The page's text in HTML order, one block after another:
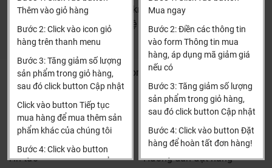
Bảo trì sản phẩm lên tới 5 năm, tặng các phụ kiện hao
mòn và thay thế miễn phí.
Bảo trì kiểm tra sản phẩm trước khi hết hạn bảo hành
kể cả sản phẩm có lên đên 5 năm hay 10 năm bảo
hành miễn phí, Khali Nguyễn sẽ liên hệ để bảo trì và
kiểm tra khi đến hạn, khách hàng không phải ghi nhớ
hay lưu thông tin gì cả.
Khali Nguyễn - Tri kỷ của ngôi nhà bạn!
Thêm vào giỏ hàng
Bước 2: Click vào icon giỏ
hàng trên thanh menu
Bước 3: Tăng giảm số lượng
sản phẩm trong giỏ hàng,
sau đó click button Cập nhật
Click vào button Tiếp tục
mua hàng để mua thêm sản
phẩm khác của chúng tôi
Bước 4: Click vào button
Tiến hành thanh toán để
Mua ngay
Bước 2: Điền các thông tin
vào form Thông tin mua
hàng, áp dụng mã giảm giá
nếu có
Bước 3: Tăng giảm số lượng
sản phẩm trong giỏ hàng,
sau đó click button Cập nhật
Bước 4: Click vào button Đặt
hàng để hoàn tất đơn hàng!
Xin cảm ơn khách hàng!!!
(Cách đại học công nghiệp 1 km)
HCM và các tỉnh khác: Liên hệ hotline để được hướng dẫn
đặt hàng
Khalinguyen.vn@gmail.com
0904501766
Thông tin
Tìm đại lý & Hợp tác
Tin tức
Thông tin thêm
Hướng dẫn mua hàng
Hướng dẫn đặt hàng